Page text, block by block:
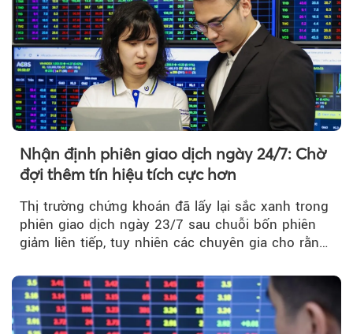
Nhận định phiên giao dịch ngày 24/7: Chờ
đợi thêm tín hiệu tích cực hơn
Thị trường chứng khoán đã lấy lại sắc xanh trong
phiên giao dịch ngày 23/7 sau chuỗi bốn phiên
giảm liên tiếp, tuy nhiên các chuyên gia cho rằng